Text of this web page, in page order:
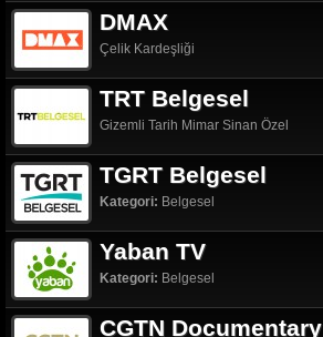
DMAX
Çelik Kardeşliği
TRT Belgesel
Gizemli Tarih Mimar Sinan Özel
TGRT Belgesel
Kategori: Belgesel
Yaban TV
Kategori: Belgesel
CGTN Documentary